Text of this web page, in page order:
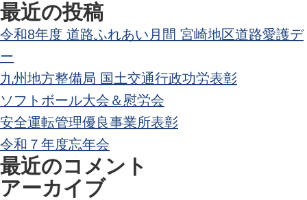
ナ
ビ
ゲ
ー
シ
ョ
ン
索:
最近の投稿
令和8年度 道路ふれあい月間 宮崎地区道路愛護デ
ー
九州地方整備局 国土交通行政功労表彰
ソフトボール大会＆慰労会
安全運転管理優良事業所表彰
令和７年度忘年会
最近のコメント
アーカイブ